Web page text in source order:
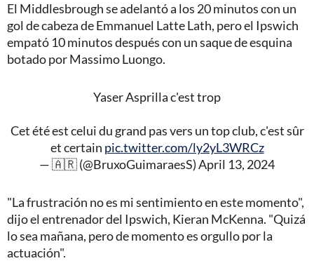
El Middlesbrough se adelantó a los 20 minutos con un
gol de cabeza de Emmanuel Latte Lath, pero el Ipswich
empató 10 minutos después con un saque de esquina
botado por Massimo Luongo.
Yaser Asprilla c'est trop
Cet été est celui du grand pas vers un top club, c'est sûr
et certain pic.twitter.com/ly2yL3WRCz
— 🇦🇷 (@BruxoGuimaraesS)April 13, 2024
"La frustración no es mi sentimiento en este momento",
dijo el entrenador del Ipswich, Kieran McKenna. "Quizá
lo sea mañana, pero de momento es orgullo por la
actuación".